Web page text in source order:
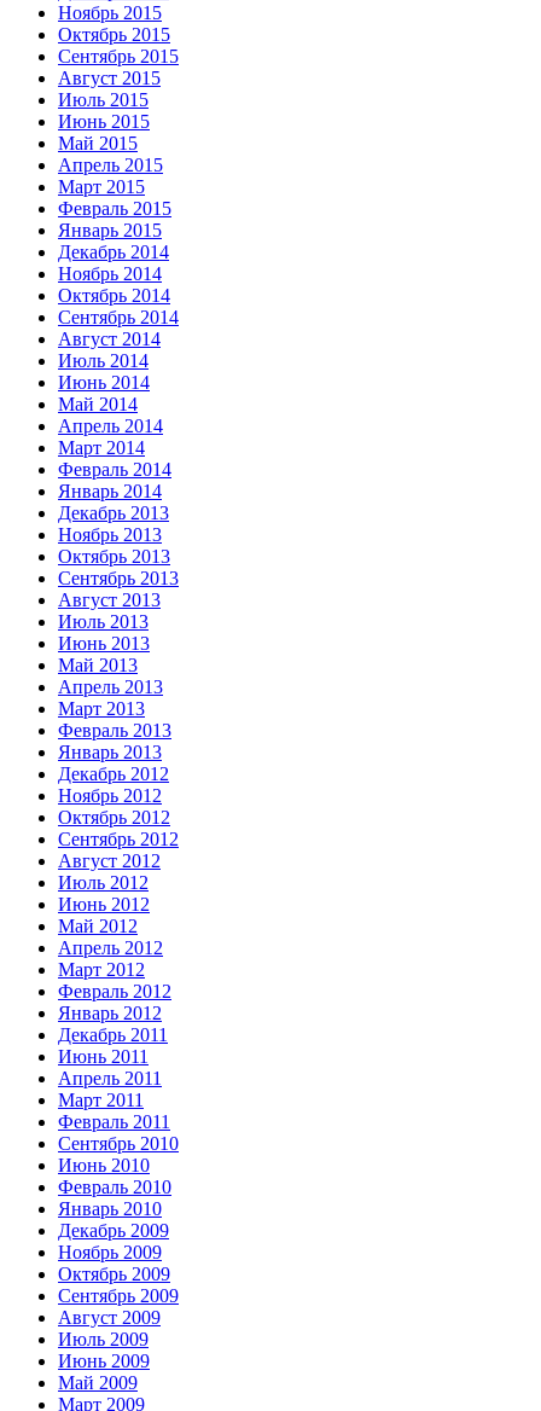
Ноябрь 2015
Октябрь 2015
Сентябрь 2015
Август 2015
Июль 2015
Июнь 2015
Май 2015
Апрель 2015
Март 2015
Февраль 2015
Январь 2015
Декабрь 2014
Ноябрь 2014
Октябрь 2014
Сентябрь 2014
Август 2014
Июль 2014
Июнь 2014
Май 2014
Апрель 2014
Март 2014
Февраль 2014
Январь 2014
Декабрь 2013
Ноябрь 2013
Октябрь 2013
Сентябрь 2013
Август 2013
Июль 2013
Июнь 2013
Май 2013
Апрель 2013
Март 2013
Февраль 2013
Январь 2013
Декабрь 2012
Ноябрь 2012
Октябрь 2012
Сентябрь 2012
Август 2012
Июль 2012
Июнь 2012
Май 2012
Апрель 2012
Март 2012
Февраль 2012
Январь 2012
Декабрь 2011
Июнь 2011
Апрель 2011
Март 2011
Февраль 2011
Сентябрь 2010
Июнь 2010
Февраль 2010
Январь 2010
Декабрь 2009
Ноябрь 2009
Октябрь 2009
Сентябрь 2009
Август 2009
Июль 2009
Июнь 2009
Май 2009
Март 2009